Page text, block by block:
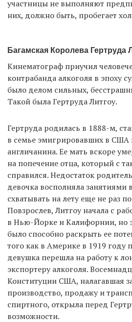
участницы не выполняют
них, должно быть, пробегает
Багамская Королева Гертруда
Кинематограф приучил
контрабанда алкоголя в эпоху
было делом сильных,
Такой была Гертруда Литгоу.
Гертруда родилась в 1888-м,
в семье эмигрировавших в США
англичанина. Ее мать вскоре
на попечение отца, который с
справился. Недостаток
девочка восполняла занятиями
схватывать на лету еще не раз
Повзрослев, Литгоу начала с
в Нью-Йорке и Калифорнии, но
было способно раскрыть ее
того как в Америке в 1919 году
девушка перешла на работу к
экспортеру алкоголя.
Конституции США, налагавшая
производство, продажу и
спиртного, открыла перед
возможности.